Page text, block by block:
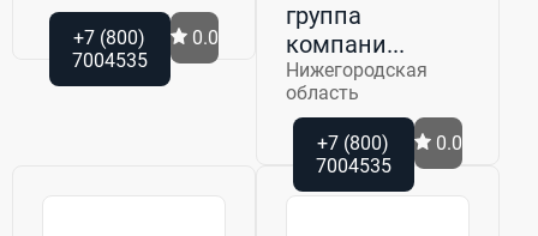
+7 (800)
7004535
0.0
группа
компани...
Нижегородская
область
+7 (800)
7004535
0.0